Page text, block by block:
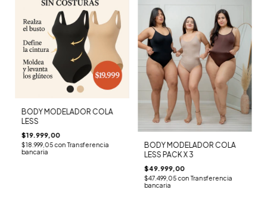
BODY MODELADOR COLA
LESS
$19.999,00
$18.999,05con Transferencia
bancaria
BODY MODELADOR COLA
LESS PACK X 3
$49.999,00
$47.499,05con Transferencia
bancaria